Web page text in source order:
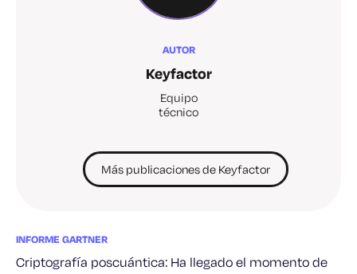
AUTOR
Keyfactor
Equipo
técnico
Más publicaciones de Keyfactor
INFORME GARTNER
Criptografía poscuántica: Ha llegado el momento de